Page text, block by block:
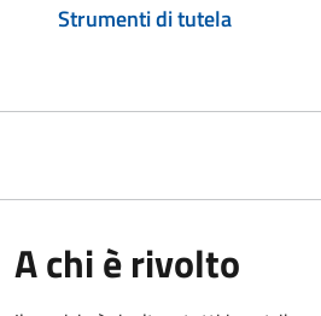
Strumenti di tutela
A chi è rivolto